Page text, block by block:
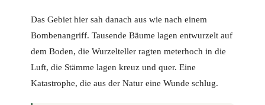
Das Gebiet hier sah danach aus wie nach einem
Bombenangriff. Tausende Bäume lagen entwurzelt auf
dem Boden, die Wurzelteller ragten meterhoch in die
Luft, die Stämme lagen kreuz und quer. Eine
Katastrophe, die aus der Natur eine Wunde schlug.